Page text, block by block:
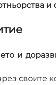
и
и
своите